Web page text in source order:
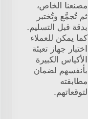
مصنعنا الخاص،
ثم تُجمَّع وتُختبر
بدقة قبل التسليم.
كما يمكن للعملاء
اختبار جهاز تعبئة
الأكياس الكبيرة
بأنفسهم لضمان
مطابقته
لتوقعاتهم.